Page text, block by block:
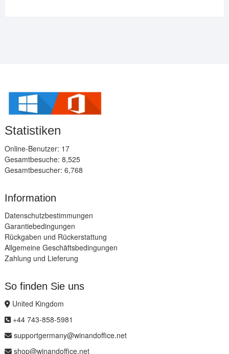
Statistiken
Online-Benutzer: 17
Gesamtbesuche: 8,525
Gesamtbesucher: 6,768
Information
Datenschutzbestimmungen
Garantiebedingungen
Rückgaben und Rückerstattung
Allgemeine Geschäftsbedingungen
Zahlung und Lieferung
So finden Sie uns
United Kingdom
+44 743-858-5981
supportgermany@winandoffice.net
shop@winandoffice.net